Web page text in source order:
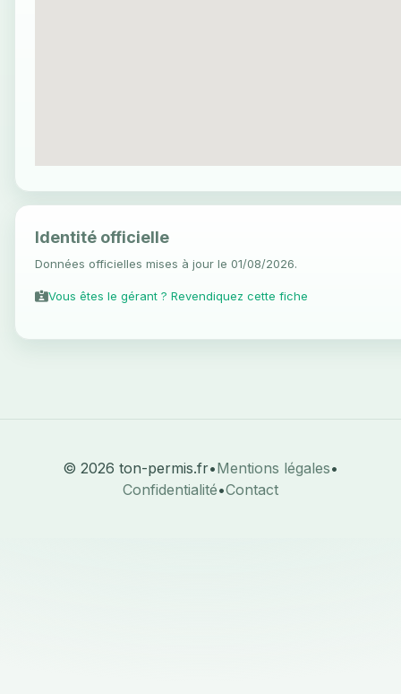
Identité officielle
Données officielles mises à jour le 01/08/2026.
Vous êtes le gérant ? Revendiquez cette fiche
© 2026 ton-permis.fr•Mentions légales•
Confidentialité•Contact